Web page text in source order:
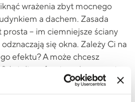
wrażenia zbyt mocnego
a dachem. Zasada
– im ciemniejsze ściany
się okna. Zależy Ci na
efektu? A może chcesz
Jeżeli preferujesz drugą opcję,
kontrast i stonowane